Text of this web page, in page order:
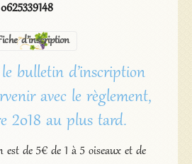
d’inscription
bulletin d’inscription
avec le règlement,
2018 au plus tard.
de 5€ de 1 à 5 oiseaux et de